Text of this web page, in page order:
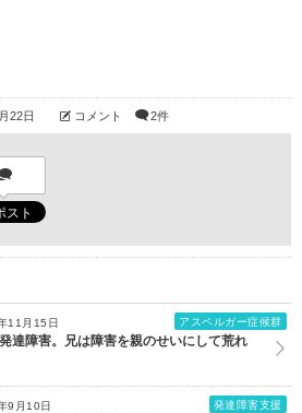
22日 コメント 2件
11月15日 アスペルガー症候群
達障害。兄は障害を親のせいにして荒れ
9月10日 発達障害支援